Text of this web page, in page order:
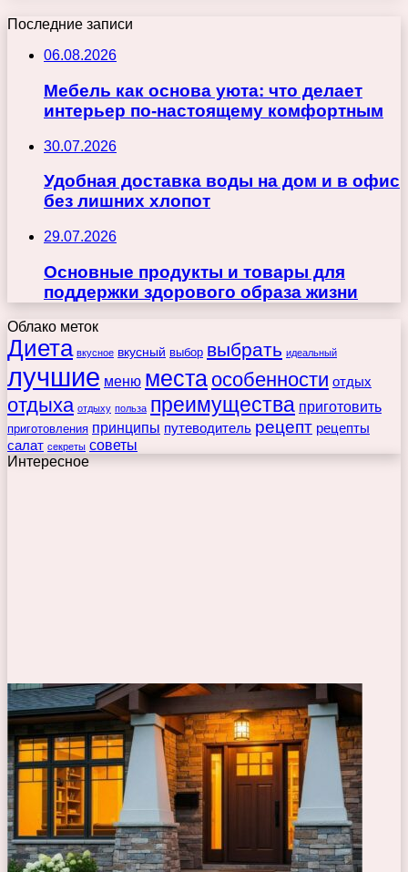
Последние записи
06.08.2026
Мебель как основа уюта: что делает
интерьер по-настоящему комфортным
30.07.2026
Удобная доставка воды на дом и в офис
без лишних хлопот
29.07.2026
Основные продукты и товары для
поддержки здорового образа жизни
Облако меток
Диета вкусное вкусный выбор выбрать идеальный
лучшие меню места особенности отдых
отдыха отдыху польза преимущества приготовить
приготовления принципы путеводитель рецепт рецепты
салат секреты советы
Интересное